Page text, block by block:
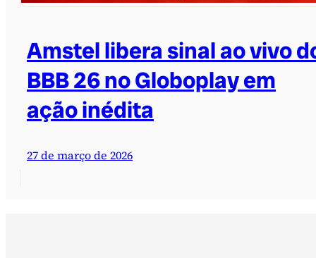
Amstel libera sinal ao vivo
BBB 26 no Globoplay em
ação inédita
27 de março de 2026